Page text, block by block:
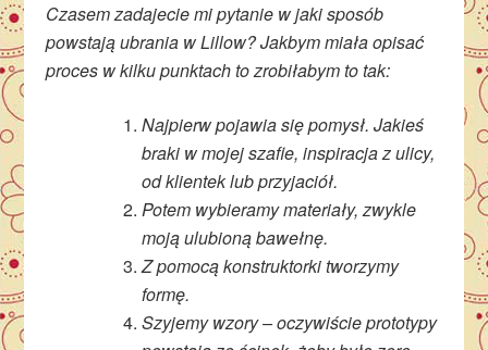
Czasem zadajecie mi pytanie w jaki sposób
powstają ubrania w Lillow? Jakbym miała opisać
proces w kilku punktach to zrobiłabym to tak:
Najpierw pojawia się pomysł. Jakieś
braki w mojej szafie, inspiracja z ulicy,
od klientek lub przyjaciół.
Potem wybieramy materiały, zwykle
moją ulubioną bawełnę.
Z pomocą konstruktorki tworzymy
formę.
Szyjemy wzory – oczywiście prototypy